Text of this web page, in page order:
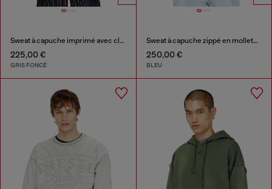
Sweat à capuche imprimé avec clous strass
225,00 €
GRIS FONCÉ
Sweat à capuche zippé en molleton de coton traité
250,00 €
BLEU